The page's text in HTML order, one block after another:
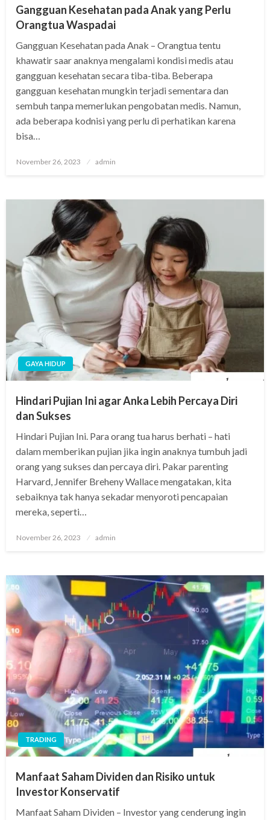
Gangguan Kesehatan pada Anak yang Perlu
Orangtua Waspadai
Gangguan Kesehatan pada Anak – Orangtua tentu
khawatir saar anaknya mengalami kondisi medis atau
gangguan kesehatan secara tiba-tiba. Beberapa
gangguan kesehatan mungkin terjadi sementara dan
sembuh tanpa memerlukan pengobatan medis. Namun,
ada beberapa kodnisi yang perlu di perhatikan karena
bisa…
Posted
November 26, 2023 admin
GAYA HIDUP
Hindari Pujian Ini agar Anka Lebih Percaya Diri
dan Sukses
Hindari Pujian Ini. Para orang tua harus berhati – hati
dalam memberikan pujian jika ingin anaknya tumbuh jadi
orang yang sukses dan percaya diri. Pakar parenting
Harvard, Jennifer Breheny Wallace mengatakan, kita
sebaiknya tak hanya sekadar menyoroti pencapaian
mereka, seperti…
Posted
November 26, 2023 admin
TRADING
Manfaat Saham Dividen dan Risiko untuk
Investor Konservatif
Manfaat Saham Dividen – Investor yang cenderung ingin